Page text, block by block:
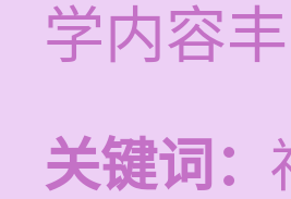
学内容
关键词：